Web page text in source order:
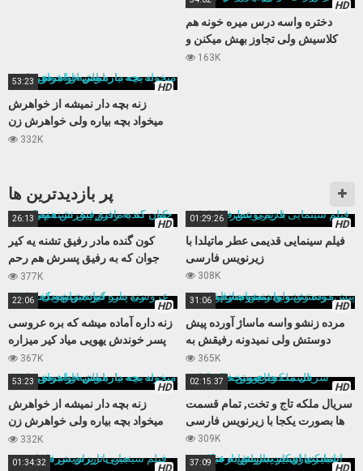
HD
دختره واسه درس میره خونه هم
کلاسیش ولی تجاوز بهش میکنن و
فیلمشو میگیرن
163K
HD
53:23
زنه بچه دار نمیشه از خواهرش
میخواد بچه بیاره ولی خواهرش زن
باباش از آب در میاد
332K
پر بازدید‌ترین ها
HD
26:13
کون گنده مادر رفیق تشنه یه کیر
جوان که به رفیق پسرش هم رحم
نمیکنه
377K
HD
01:29:26
فیلم سینمایی قدیمی عطر ماتیلدا با
زیرنویس فارسی
308K
HD
22:06
زنه داره آماده میشه که بره عروسی
پسر خوندش یهویی میاد کیر میزاره
داخلش
367K
HD
31:06
مرده زنشو واسه ماساژ آورده پیش
دوستش ولی نمیدونه رفیقش به
زنش چشم داره
365K
HD
53:23
زنه بچه دار نمیشه از خواهرش
میخواد بچه بیاره ولی خواهرش زن
باباش از آب در میاد
332K
HD
02:15:37
سریال ملکه تاج و تخت, تمام قسمت
ها بصورت یکجا با زیرنویس فارسی
309K
HD
01:34:32 HD
37:09